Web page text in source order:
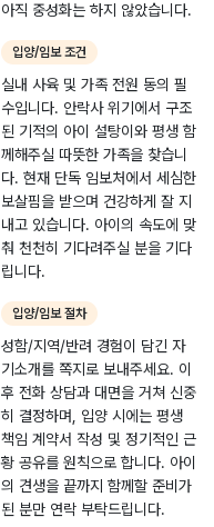
천
인
근
어가 필요합니다. 저
을 보호 중이라 이 아
이를 데려올 여력이
부족합니다. 이동이
힘드실시 동구협 홈피
로 서류작성만 완료해
주시면 토요일에 방문
예정이라 같이 구조
후 이동까지 도와드릴
테니, 이 아이의 생명
입양/임보 조건
실내 사육 및 가족 전원 동의 필
수입니다. 안락사 위기에서 구조
된 기적의 아이 설탕이와 평생 함
께해주실 따뜻한 가족을 찾습니
다. 현재 단독 임보처에서 세심한
보살핌을 받으며 건강하게 잘 지
내고 있습니다. 아이의 속도에 맞
춰 천천히 기다려주실 분을 기다
입양/임보 절차
성함/지역/반려 경험이 담긴 자
기소개를 쪽지로 보내주세요. 이
후 전화 상담과 대면을 거쳐 신중
히 결정하며, 입양 시에는 평생
책임 계약서 작성 및 정기적인 근
황 공유를 원칙으로 합니다. 아이
의 견생을 끝까지 함께할 준비가
된 분만 연락 부탁드립니다.